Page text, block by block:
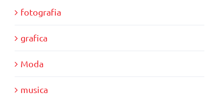
fotografia
grafica
Moda
musica